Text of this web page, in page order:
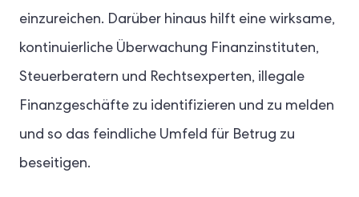
einzureichen. Darüber hinaus hilft eine wirksame,
kontinuierliche Überwachung Finanzinstituten,
Steuerberatern und Rechtsexperten, illegale
Finanzgeschäfte zu identifizieren und zu melden
und so das feindliche Umfeld für Betrug zu
beseitigen.